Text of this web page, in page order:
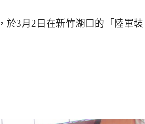
，於3月2日在新竹湖口的 「陸軍裝